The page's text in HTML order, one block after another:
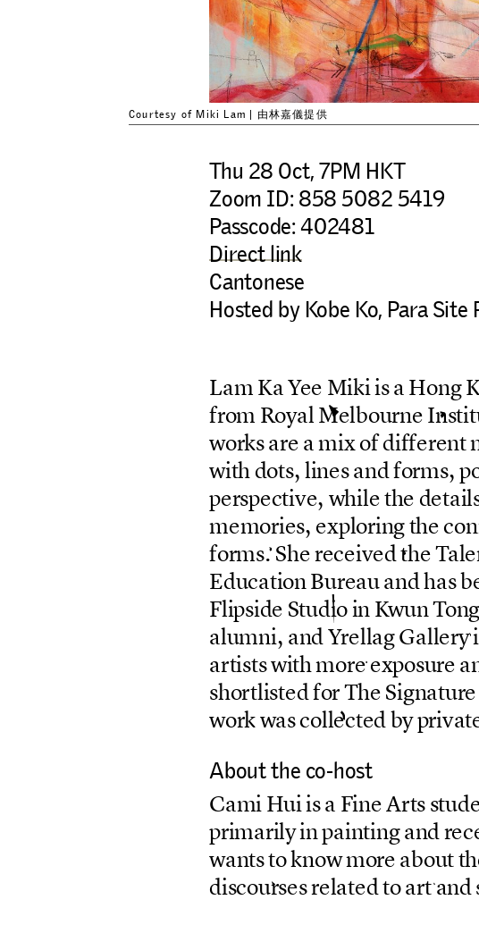
Courtesy of Miki Lam | 由林嘉儀提供
Thu 28 Oct, 7PM HKT
Zoom ID: 858 5082 5419
Passcode: 402481
Direct link
Cantonese
Hosted by Kobe Ko, Para
LamKaYee MikiisaHongK
from RoyalMelbourneInstit
worksareamixofdifferent
withdots,linesandforms,p
perspective, whilethe detail
memories, exploringthecon
forms.ShereceivedtheTale
EducationBureauandhasb
Flipside StudioinKwunTong
alumni, andYrellagGalleryi
artistswithmoreexposurea
shortlistedforTheSignature
workwascollectedbyprivat
About the co-host
CamiHuiisa FineArtsstud
primarilyinpaintingandrec
wantstoknowmoreaboutth
discoursesrelatedtoartand